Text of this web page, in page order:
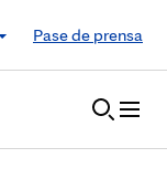
Pase de prensa